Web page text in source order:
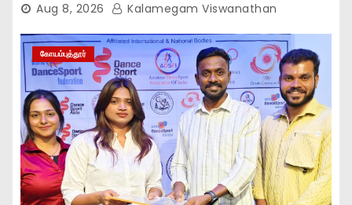
Aug 8, 2026 Kalamegam Viswanathan
கோயம்புத்தூர்